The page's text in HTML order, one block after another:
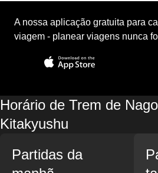
A nossa aplicação gratuita para
viagem - planear viagens nunca
Horário de Trem de
Kitakyushu
Partidas da